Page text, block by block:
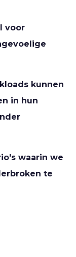
voor
kunnen
in hun
waarin we
te